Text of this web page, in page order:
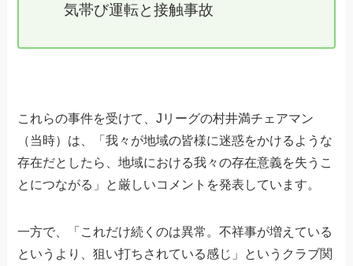
気帯び運転と接触事故
これらの事件を受けて、Jリーグの村井満チェアマン
（当時）は、「我々が地域の皆様に迷惑をかけるような
存在だとしたら、地域における我々の存在意義を失うこ
とにつながる」と厳しいコメントを発表しています。
一方で、「これだけ続くのは異常。不祥事が増えている
というより、狙い打ちされている感じ」というクラブ関